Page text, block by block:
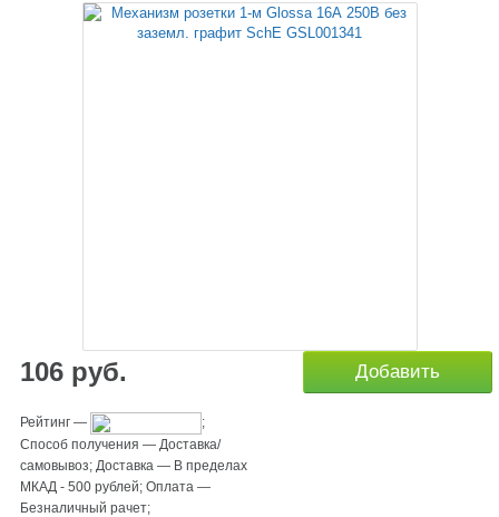
106 руб.
Рейтинг —
;
Способ получения — Доставка/
самовывоз; Доставка — В пределах
МКАД - 500 рублей; Оплата —
Безналичный рачет;
Добавить